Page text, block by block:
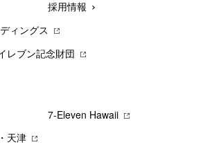
採用情報
ィングス
レブン記念財団
7‐Eleven Hawaii
天津